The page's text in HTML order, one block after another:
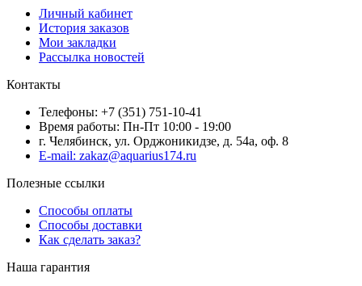
Личный кабинет
История заказов
Мои закладки
Рассылка новостей
Контакты
Телефоны: +7 (351) 751-10-41
Время работы: Пн-Пт 10:00 - 19:00
г. Челябинск, ул. Орджоникидзе, д. 54а, оф. 8
E-mail: zakaz@aquarius174.ru
Полезные ссылки
Способы оплаты
Способы доставки
Как сделать заказ?
Наша гарантия